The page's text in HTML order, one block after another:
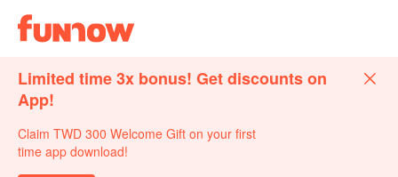
Limited time 3x bonus! Get discounts on
App!
Claim TWD 300 Welcome Gift on your first
time app download!